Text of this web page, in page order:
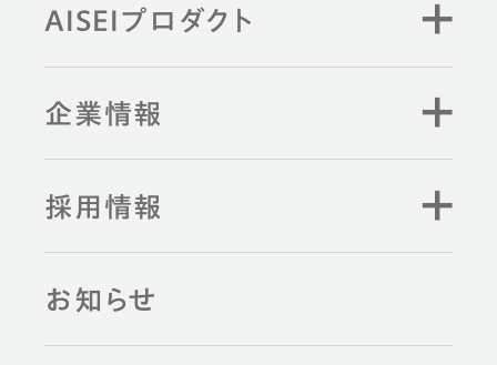
AISEIプロダクト
企業情報
採用情報
お知らせ